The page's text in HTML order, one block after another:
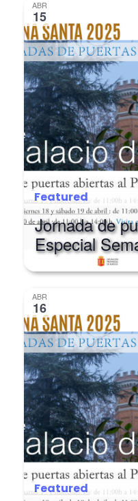
ABR
15
Featured
Jornada de
Especial
ABR
16